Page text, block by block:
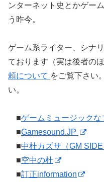
ンターネット史とかゲー
う昨今。
ゲーム系ライター、シナ
ております（実は後者の
頼について をご覧下さい
い。
■ゲームミュージックな
■Gamesound.JP
■中杜カズサ（GM
■空中の杜
■訂正information